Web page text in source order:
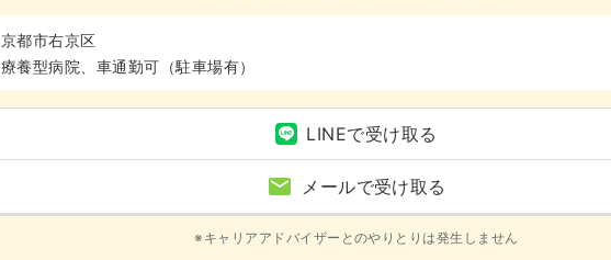
京都市右京区
療養型病院、車通勤可（駐車場有）
LINEで受け取る
メールで受け取る
※キャリアアドバイザーとのやりとりは発生しません